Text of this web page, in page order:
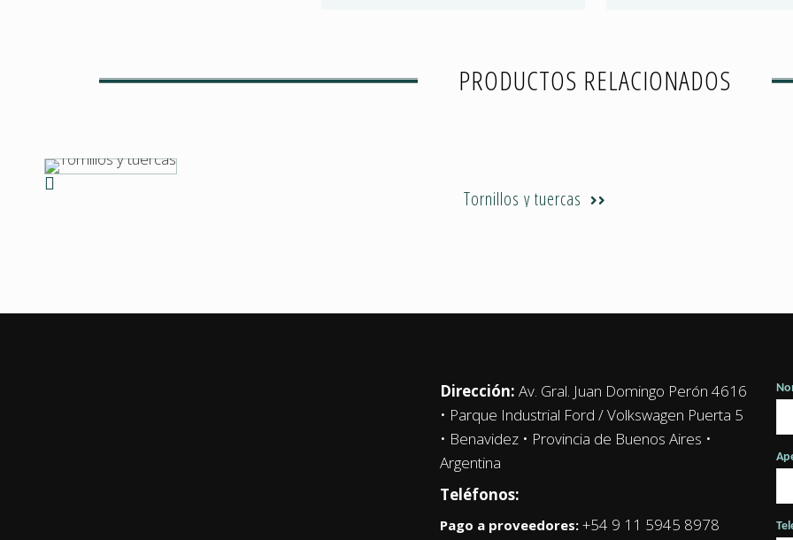
PRODUCTOS RELACIONADOS
Tornillos y tuercas
Dirección: Av. Gral. Juan Domingo Perón 4616
• Parque Industrial Ford / Volkswagen Puerta 5
• Benavidez • Provincia de Buenos Aires •
Argentina
Teléfonos:
Pago a proveedores: +54 9 11 5945 8978